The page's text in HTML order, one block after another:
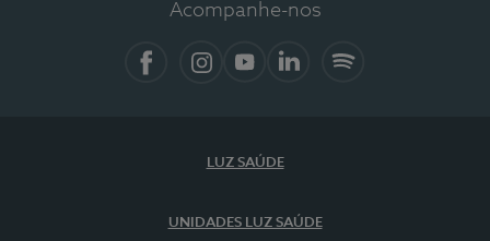
Acompanhe-nos
LUZ SAÚDE
UNIDADES LUZ SAÚDE